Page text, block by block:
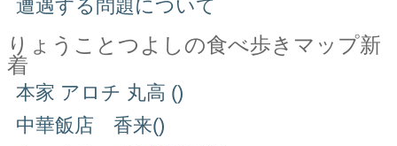
遭遇する問題について
りょうことつよしの食べ歩きマップ新
着
本家 アロチ 丸高 ()
中華飯店 香来()